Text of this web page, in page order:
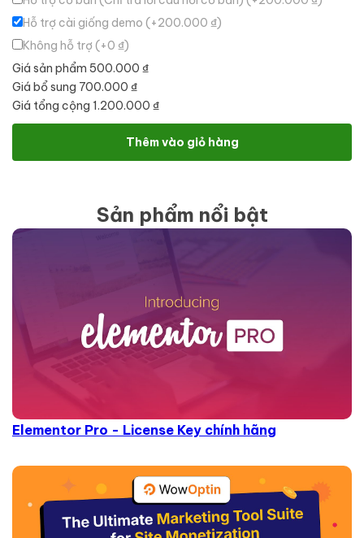
Hỗ trợ cài giống demo (+200.000 ₫)
Không hỗ trợ (+0 ₫)
Giá sản phẩm 500.000 ₫
Giá bổ sung 700.000 ₫
Giá tổng cộng 1.200.000 ₫
Theme WordPress bán thiết bị nội thất 09 số lượng
Thêm vào giỏ hàng
Sản phẩm nổi bật
Elementor Pro - License Key chính hãng